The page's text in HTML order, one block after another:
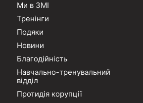
Ми в ЗМІ
Тренінги
Подяки
Новини
Благодійність
Навчально-тренувальний
відділ
Протидія корупції